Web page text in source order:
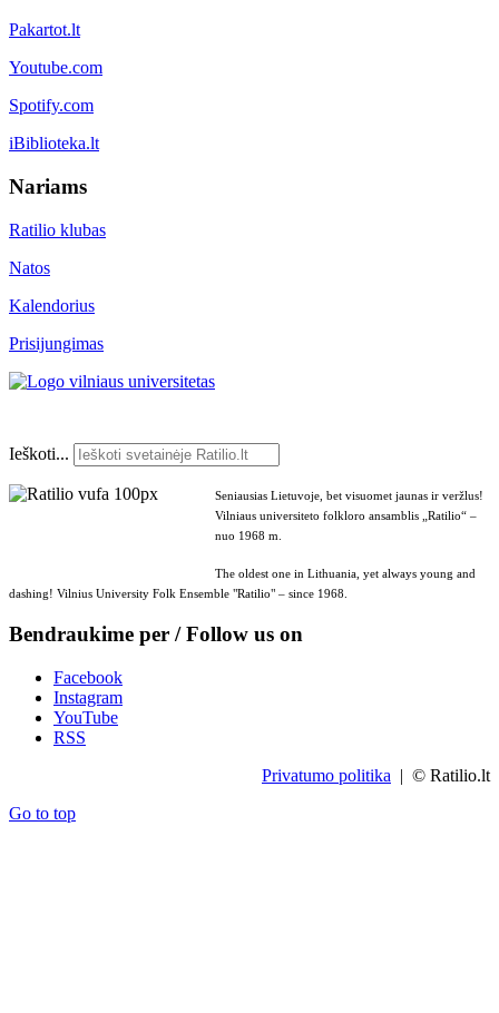
Pakartot.lt
Youtube.com
Spotify.com
iBiblioteka.lt
Nariams
Ratilio klubas
Natos
Kalendorius
Prisijungimas
Ieškoti...
Seniausias Lietuvoje, bet visuomet jaunas ir veržlus!
Vilniaus universiteto folkloro ansamblis „Ratilio“ –
nuo 1968 m.
The oldest one in Lithuania, yet always young and
dashing! Vilnius University Folk Ensemble "Ratilio" – since 1968.
Bendraukime per / Follow us on
Facebook
Instagram
YouTube
RSS
Privatumo politika | © Ratilio.lt
Go to top